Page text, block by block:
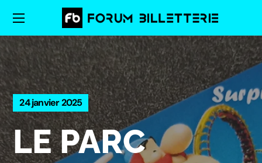
24 janvier 2025
LE PARC